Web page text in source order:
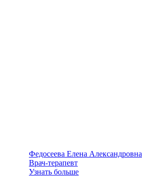
Федосеева Елена Александровна
Врач-терапевт
Узнать больше